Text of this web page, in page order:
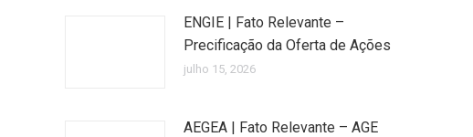
ENGIE | Fato Relevante –
Precificação da Oferta de Ações
julho 15, 2026
AEGEA | Fato Relevante – AGE